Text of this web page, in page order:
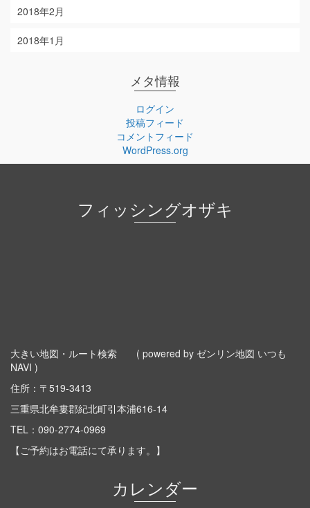
2018年2月
2018年1月
メタ情報
ログイン
投稿フィード
コメントフィード
WordPress.org
フィッシングオザキ
大きい地図・ルート検索
( powered by ゼンリン地図 いつも
NAVI )
住所：〒519-3413
三重県北牟婁郡紀北町引本浦616-14
TEL： 090-2774-0969
【ご予約はお電話にて承ります。】
カレンダー